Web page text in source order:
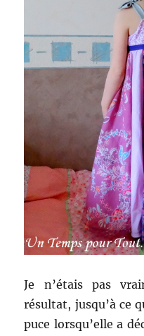
Je n’étais pas
résultat, jusqu’à ce
puce lorsqu’elle a